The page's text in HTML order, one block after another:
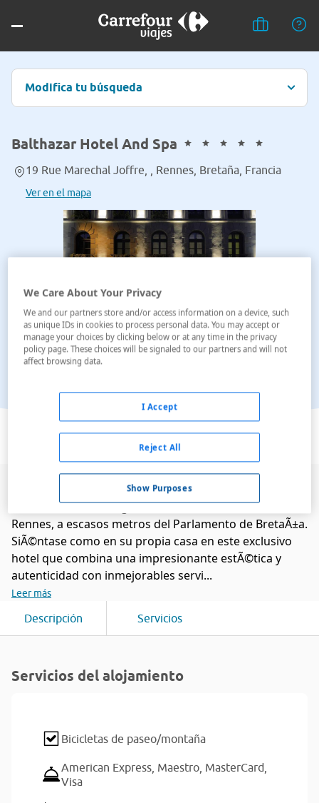
Modifica tu búsqueda
Balthazar Hotel And Spa
19 Rue Marechal Joffre, , Rennes, Bretaña, Francia
Ver en el mapa
Ver en el mapa
El moderno y sofisticado Balthazar Hotel and Spa
ofrece una estratÃ©gica ubicaciÃ³n en el centro de
Rennes, a escasos metros del Parlamento de BretaÃ±a.
SiÃ©ntase como en su propia casa en este exclusivo
hotel que combina una impresionante estÃ©tica y
autenticidad con inmejorables servi...
Leer más
Descripción Servicios
Servicios del alojamiento
Bicicletas de paseo/montaña
American Express, Maestro, MasterCard,
Visa
We Care About Your Privacy
We and our partners store and/or access information on a device, such
as unique IDs in cookies to process personal data. You may accept or
manage your choices by clicking below or at any time in the privacy
policy page. These choices will be signaled to our partners and will not
affect browsing data.
Show Purposes
Reject All
I Accept